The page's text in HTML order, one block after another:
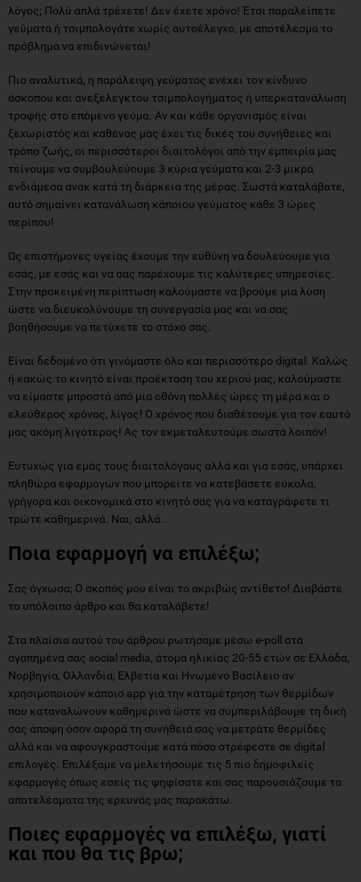
λόγος; Πολύ απλά τρέχετε! Δεν έχετε χρόνο! Έτσι παραλείπετε
γεύματα ή τσιμπολογάτε χωρίς αυτοέλεγχο, με αποτέλεσμα το
πρόβλημα να επιδινώνεται!
Πιο αναλυτικά, η παράλειψη γεύματος ενέχει τον κίνδυνο
άσκοπου και ανεξέλεγκτου τσιμπολογήματος ή υπερκατανάλωση
τροφής στο επόμενο γεύμα. Αν και κάθε οργανισμός είναι
ξεχωριστός και καθένας μας έχει τις δικές του συνήθειες και
τρόπο ζωής, οι περισσότεροι διαιτολόγοι από την εμπειρία μας
τείνουμε να συμβουλεύουμε 3 κύρια γεύματα και 2-3 μικρά
ενδιάμεσα σνακ κατά τη διάρκεια της μέρας. Σωστά καταλάβατε,
αυτό σημαίνει κατανάλωση κάποιου γεύματος κάθε 3 ώρες
περίπου!
Ως επιστήμονες υγείας έχουμε την ευθύνη να δουλεύουμε για
εσάς, με εσάς και να σας παρέχουμε τις καλύτερες υπηρεσίες.
Στην προκειμένη περίπτωση καλούμαστε να βρούμε μια λύση
ώστε να διευκολύνουμε τη συνεργασία μας και να σας
βοηθήσουμε να πετύχετε το στόχο σας.
Είναι δεδομένο ότι γινόμαστε όλο και περισσότερο digital. Καλώς
ή κακώς το κινητό είναι προέκταση του χεριού μας, καλούμαστε
να είμαστε μπροστά από μια οθόνη πολλές ώρες τη μέρα και ο
ελεύθερος χρόνος, λίγος! Ο χρόνος που διαθέτουμε για τον εαυτό
μας ακόμη λιγότερος! Ας τον εκμεταλευτούμε σωστά λοιπόν!
Ευτυχώς για εμάς τους διαιτολόγους αλλά και για εσάς, υπάρχει
πληθώρα εφαρμογών που μπορείτε να κατεβάσετε εύκολα,
γρήγορα και οικονομικά στο κινητό σας για να καταγράφετε τι
τρώτε καθημερινά. Ναι, αλλά..
Ποια εφαρμογή να επιλέξω;
Σας άγχωσα; Ο σκοπός μου είναι το ακριβώς αντίθετο! Διαβάστε
το υπόλοιπο άρθρο και θα καταλάβετε!
Στα πλαίσια αυτού του άρθρου ρωτήσαμε μέσω e-poll στα
αγαπημένα σας social media, άτομα ηλικίας 20-55 ετών σε Ελλάδα,
Νορβηγία, Ολλανδία, Ελβετία και Ηνωμένο Βασίλειο αν
χρησιμοποιούν κάποιο app για την καταμέτρηση των θερμίδων
που καταναλώνουν καθημερινά ώστε να συμπεριλάβουμε τη δική
σας άποψη όσον αφορά τη συνήθειά σας να μετράτε θερμίδες
αλλά και να αφουγκραστούμε κατά πόσο στρέφεστε σε digital
επιλογές. Επιλέξαμε να μελετήσουμε τις 5 πιο δημοφιλείς
εφαρμογές όπως εσείς τις ψηφίσατε και σας παρουσιάζουμε τα
αποτελέσματα της ερευνάς μας παρακάτω.
Ποιες εφαρμογές να επιλέξω, γιατί
και που θα τις βρω;